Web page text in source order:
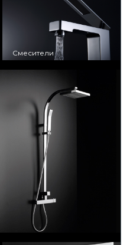
Смесители